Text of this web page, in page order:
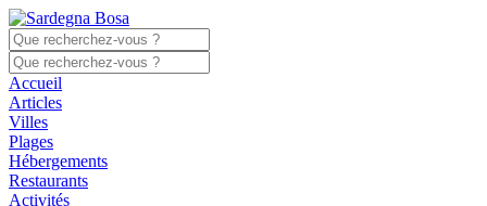
Accueil
Articles
Villes
Plages
Hébergements
Restaurants
Activités